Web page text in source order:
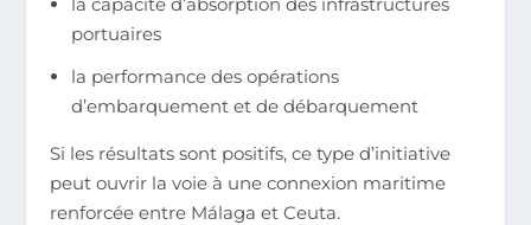
la capacité d’absorption des infrastructures
portuaires
la performance des opérations
d’embarquement et de débarquement
Si les résultats sont positifs, ce type d’initiative
peut ouvrir la voie à une connexion maritime
renforcée entre Málaga et Ceuta.